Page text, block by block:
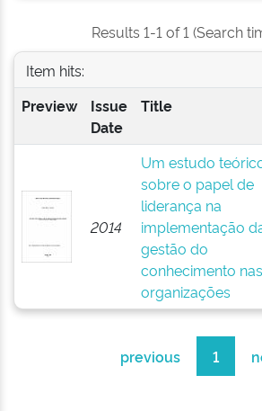
Results 1-1 of 1 (Search
Item hits:
Preview
Issue
Date
Title
2014
Um estudo
sobre o papel de
liderança na
implementação
gestão do
conhecimento nas
organizações
previous 1